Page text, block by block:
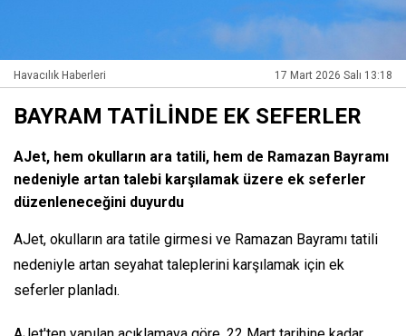
Havacılık Haberleri 17 Mart 2026 Salı 13:18
BAYRAM TATİLİNDE EK SEFERLER
AJet, hem okulların ara tatili, hem de Ramazan Bayramı
nedeniyle artan talebi karşılamak üzere ek seferler
düzenleneceğini duyurdu
AJet, okulların ara tatile girmesi ve Ramazan Bayramı tatili
nedeniyle artan seyahat taleplerini karşılamak için ek
seferler planladı.